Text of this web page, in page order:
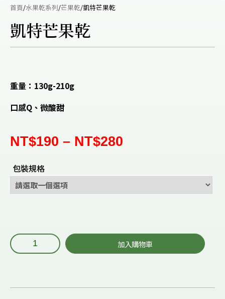
首頁/水果乾系列/芒果乾/凱特芒果乾
凱特芒果乾
重量：130g-210g
口感Q、微酸甜
NT$190 – NT$280
包裝規格
加入購物車